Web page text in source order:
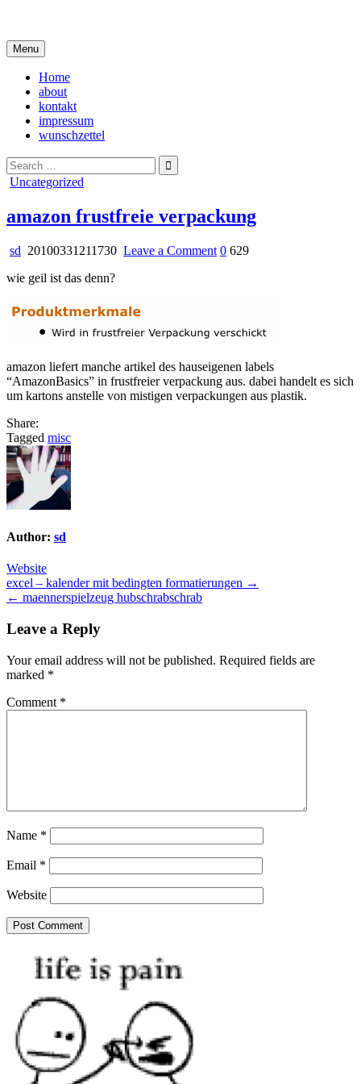
content
Menu
Home
about
kontakt
impressum
wunschzettel
Search
for:
Posted
Uncategorized
amazon frustfreie verpackung
sd 20100331211730 Leave a Commenton
0 629
wie geil ist das denn?
amazon liefert manche artikel des hauseigenen labels
“AmazonBasics” in frustfreier verpackung aus. dabei handelt es sich
um kartons anstelle von mistigen verpackungen aus plastik.
Share:
Tagged misc
Author: sd
Website
Post
navigation
excel – kalender mit bedingten formatierungen →
← maennerspielzeug hubschrabschrab
Leave a Reply
Your email address will not be published. Required fields are
marked *
Comment *
Name *
Email *
Website